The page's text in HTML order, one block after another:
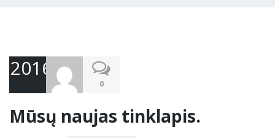
2016.11.28
0
Mūsų naujas tinklapis.